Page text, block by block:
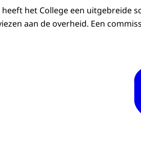
het College een uitgebreide
aan de overheid. Een